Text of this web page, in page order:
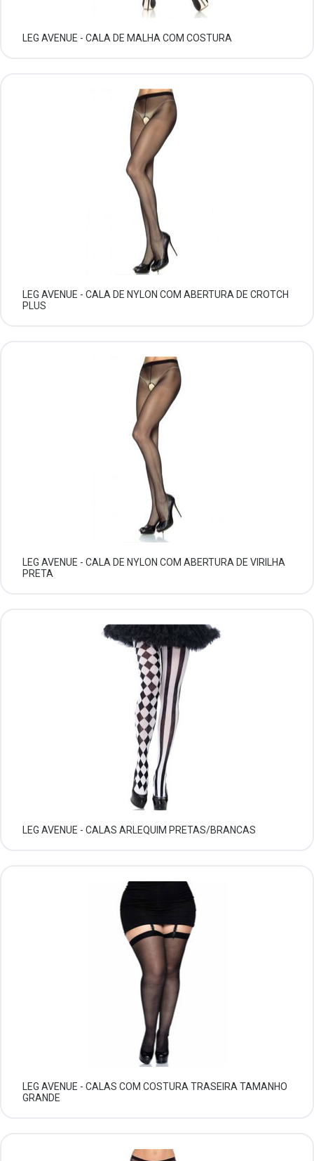
LEG AVENUE - CALA DE MALHA COM COSTURA
LEG AVENUE - CALA DE NYLON COM ABERTURA DE CROTCH
PLUS
LEG AVENUE - CALA DE NYLON COM ABERTURA DE VIRILHA
PRETA
LEG AVENUE - CALAS ARLEQUIM PRETAS/BRANCAS
LEG AVENUE - CALAS COM COSTURA TRASEIRA TAMANHO
GRANDE